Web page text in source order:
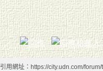
引用網址：https://city.udn.com/